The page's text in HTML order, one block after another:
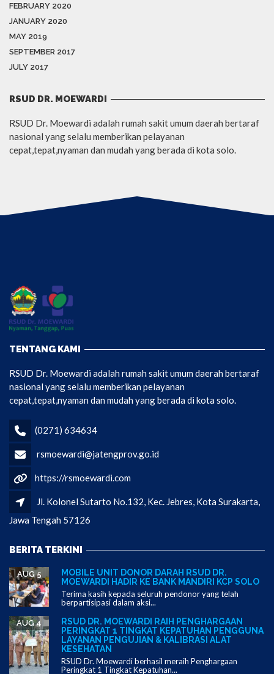
FEBRUARY 2020
JANUARY 2020
MAY 2019
SEPTEMBER 2017
JULY 2017
RSUD DR. MOEWARDI
RSUD Dr. Moewardi adalah rumah sakit umum daerah bertaraf
nasional yang selalu memberikan pelayanan
cepat,tepat,nyaman dan mudah yang berada di kota solo.
TENTANG KAMI
RSUD Dr. Moewardi adalah rumah sakit umum daerah bertaraf
nasional yang selalu memberikan pelayanan
cepat,tepat,nyaman dan mudah yang berada di kota solo.
(0271) 634634
rsmoewardi@jatengprov.go.id
https://rsmoewardi.com
Jl. Kolonel Sutarto No.132, Kec. Jebres, Kota Surakarta,
Jawa Tengah 57126
BERITA TERKINI
MOBILE UNIT DONOR DARAH RSUD DR.
MOEWARDI HADIR KE BANK MANDIRI KCP SOLO
AUG 5
Terima kasih kepada seluruh pendonor yang telah
berpartisipasi dalam aksi...
RSUD DR. MOEWARDI RAIH PENGHARGAAN
PERINGKAT 1 TINGKAT KEPATUHAN PENGGUNA
LAYANAN PENGUJIAN & KALIBRASI ALAT
KESEHATAN
AUG 4
RSUD Dr. Moewardi berhasil meraih Penghargaan
Peringkat 1 Tingkat Kepatuhan...